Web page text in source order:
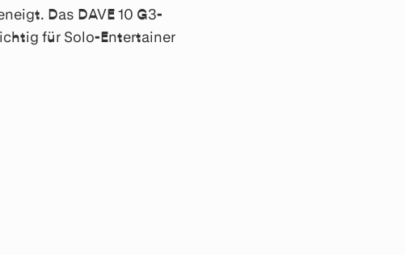
Das DAVE 10 G3-
für Solo-Entertainer